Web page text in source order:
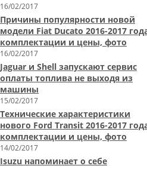
16/02/2017
Причины популярности новой
модели Fiat Ducato 2016-2017
комплектации и цены, фото
16/02/2017
Jaguar и Shell запускают сервис
оплаты топлива не выходя из
машины
15/02/2017
Технические характеристики
нового Ford Transit 2016-2017
комплектации и цены, фото
14/02/2017
Isuzu напоминает о себе